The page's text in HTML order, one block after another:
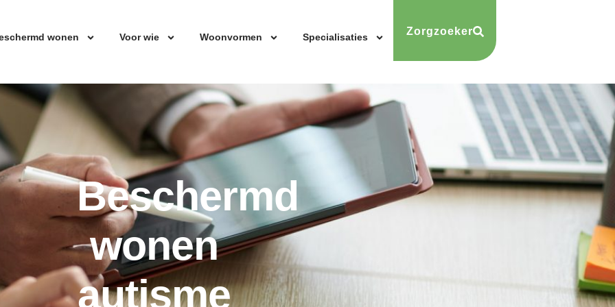
wonen Voor wie Woonvormen Specialisaties Zorgzoeker
Beschermd
wonen
autisme